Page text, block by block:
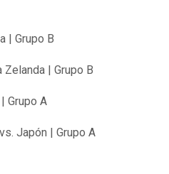
| Grupo B
Zelanda | Grupo B
Grupo A
Japón | Grupo A